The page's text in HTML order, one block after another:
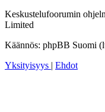
Keskustelufoorumin
Limited
Käännös: phpBB Suomi
Yksityisyys | Ehdot